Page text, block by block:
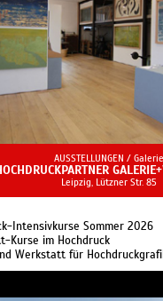
AUSSTELLUNGEN / Galerie
Leipzig, Lützner Str. 85
Intensivkurse Sommer 2026
Kurse im Hochdruck
Werkstatt für